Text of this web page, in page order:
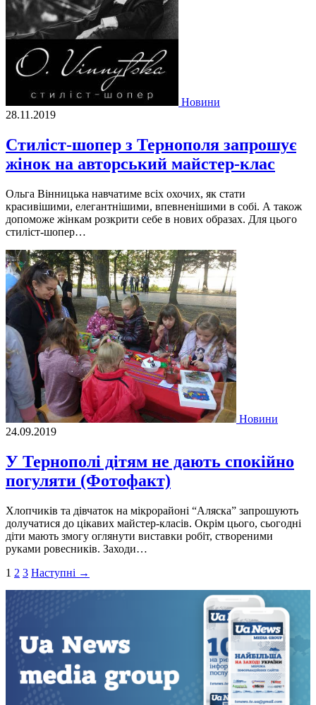
Новини
28.11.2019
Стиліст-шопер з Тернополя запрошує
жінок на авторський майстер-клас
Ольга Вінницька навчатиме всіх охочих, як стати
красивішими, елегантнішими, впевненішими в собі. А також
допоможе жінкам розкрити себе в нових образах. Для цього
стиліст-шопер…
Новини
24.09.2019
У Тернополі дітям не дають спокійно
погуляти (Фотофакт)
Хлопчиків та дівчаток на мікрорайоні “Аляска” запрошують
долучатися до цікавих майстер-класів. Окрім цього, сьогодні
діти мають змогу оглянути виставки робіт, створеними
руками ровесників. Заходи…
Пагінація
записів
1 2 3 Наступні →